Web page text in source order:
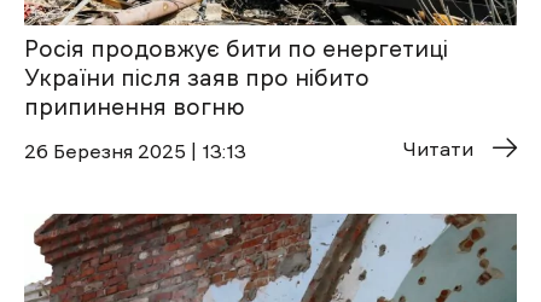
Росія продовжує бити по енергетиці
України після заяв про нібито
припинення вогню
26 Березня 2025 | 13:13 Читати